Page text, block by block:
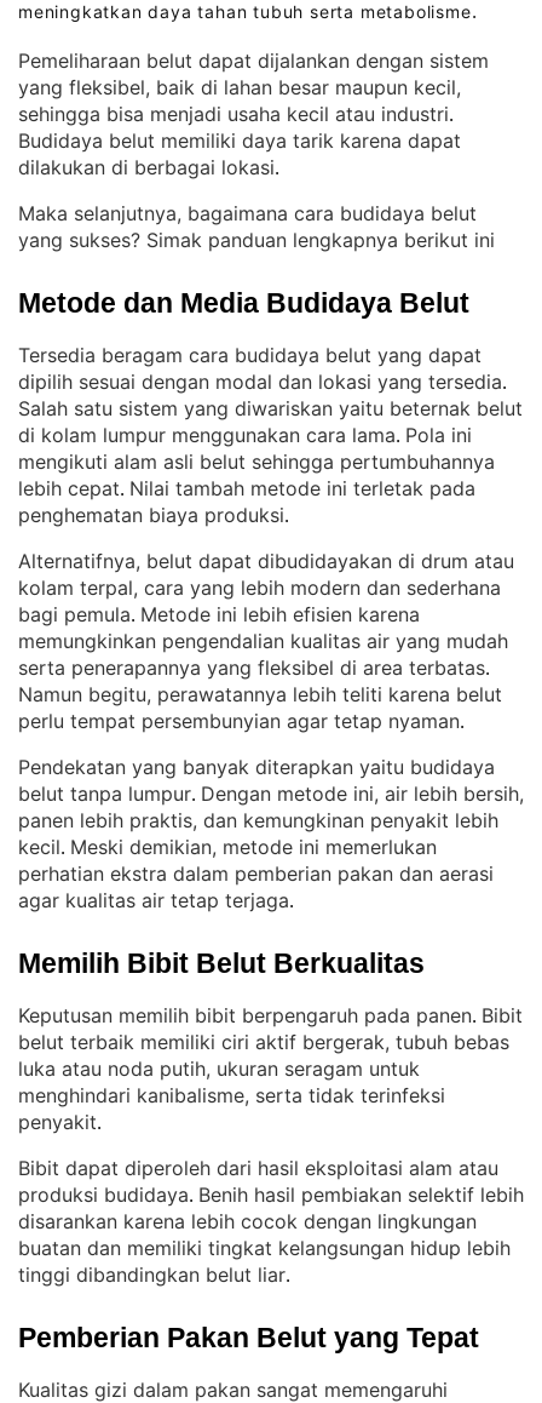
meningkatkan daya tahan tubuh serta metabolisme.
Pemeliharaan belut dapat dijalankan dengan sistem
yang fleksibel, baik di lahan besar maupun kecil,
sehingga bisa menjadi usaha kecil atau industri
Budidaya belut memiliki daya tarik karena dapat
dilakukan di berbagai lokasi.
Maka selanjutnya, bagaimana cara budidaya belut
yang sukses? Simak panduan lengkapnya berikut ini
Metode dan Media Budidaya Belut
Tersedia beragam cara budidaya belut yang dapat
dipilih sesuai dengan modal dan lokasi yang tersedia
Salah satu sistem yang diwariskan yaitu beternak belut
di kolam lumpur menggunakan cara lama. Pola ini
mengikuti alam asli belut sehingga pertumbuhannya
lebih cepat. Nilai tambah metode ini terletak pada
penghematan biaya produksi.
Alternatifnya, belut dapat dibudidayakan di drum atau
kolam terpal, cara yang lebih modern dan sederhana
bagi pemula. Metode ini lebih efisien karena
memungkinkan pengendalian kualitas air yang mudah
serta penerapannya yang fleksibel di area terbatas
Namun begitu, perawatannya lebih teliti karena belut
perlu tempat persembunyian agar tetap nyaman.
Pendekatan yang banyak diterapkan yaitu budidaya
belut tanpa lumpur. Dengan metode ini, air lebih bersih,
panen lebih praktis, dan kemungkinan penyakit lebih
kecil. Meski demikian, metode ini memerlukan
perhatian ekstra dalam pemberian pakan dan aerasi
agar kualitas air tetap terjaga.
Memilih Bibit Belut Berkualitas
Keputusan memilih bibit berpengaruh pada panen. Bibit
belut terbaik memiliki ciri aktif bergerak, tubuh bebas
luka atau noda putih, ukuran seragam untuk
menghindari kanibalisme, serta tidak terinfeksi
penyakit.
Bibit dapat diperoleh dari hasil eksploitasi alam atau
produksi budidaya. Benih hasil pembiakan selektif lebih
disarankan karena lebih cocok dengan lingkungan
buatan dan memiliki tingkat kelangsungan hidup lebih
tinggi dibandingkan belut liar.
Pemberian Pakan Belut yang Tepat
Kualitas gizi dalam pakan sangat memengaruhi